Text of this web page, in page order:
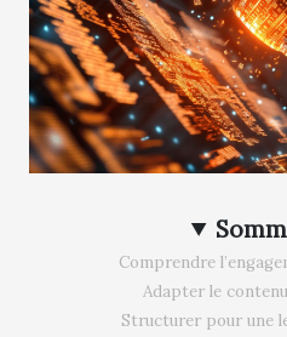
Comprendre
Adapter le
Structurer pour une